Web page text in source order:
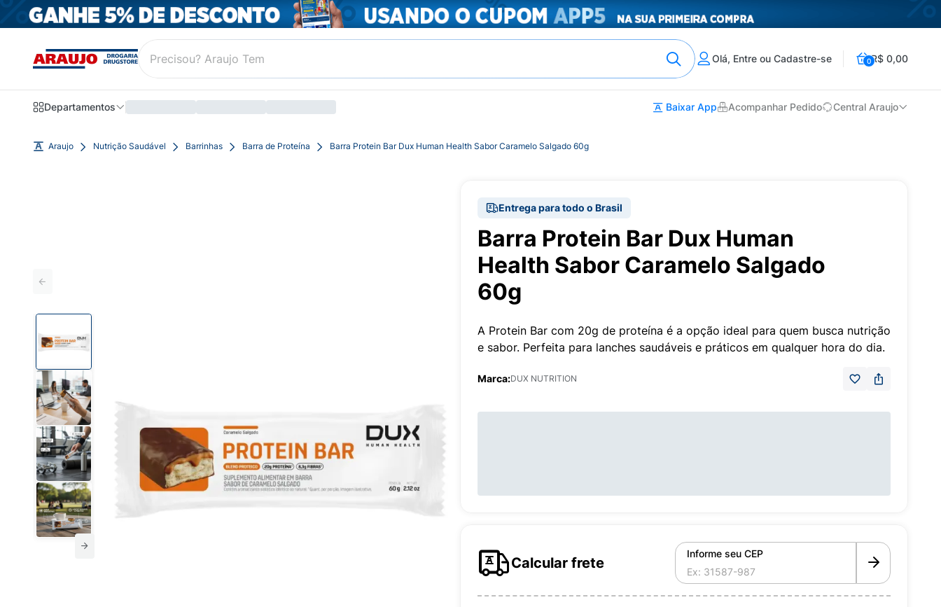
Olá, Entre ou Cadastre-se 0R$ 0,00
Departamentos Baixar App Acompanhar Pedido Central Araujo
Araujo Nutrição Saudável Barrinhas Barra de Proteína Barra Protein Bar Dux Human Health Sabor Caramelo Salgado 60g
Entrega para todo o Brasil
Barra Protein Bar Dux Human
Health Sabor Caramelo Salgado
60g
A Protein Bar com 20g de proteína é a opção ideal para quem busca nutrição
e sabor. Perfeita para lanches saudáveis e práticos em qualquer hora do dia.
Marca:DUX NUTRITION
Calcular frete
Informe seu CEP